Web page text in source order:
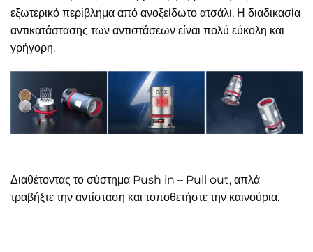
εξωτερικό περίβλημα από ανοξείδωτο ατσάλι. Η διαδικασία
αντικατάστασης των αντιστάσεων είναι πολύ εύκολη και
γρήγορη.
Διαθέτοντας το σύστημα Push in – Pull out, απλά
τραβήξτε την αντίσταση και τοποθετήστε την καινούρια.